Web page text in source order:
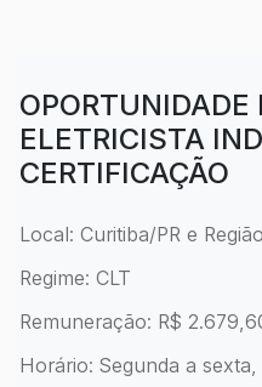
OPORTUNIDADE
ELETRICISTA
CERTIFICAÇÃO
Local: Curitiba/PR e Região
Regime: CLT
Remuneração: R$
Horário: Segunda a